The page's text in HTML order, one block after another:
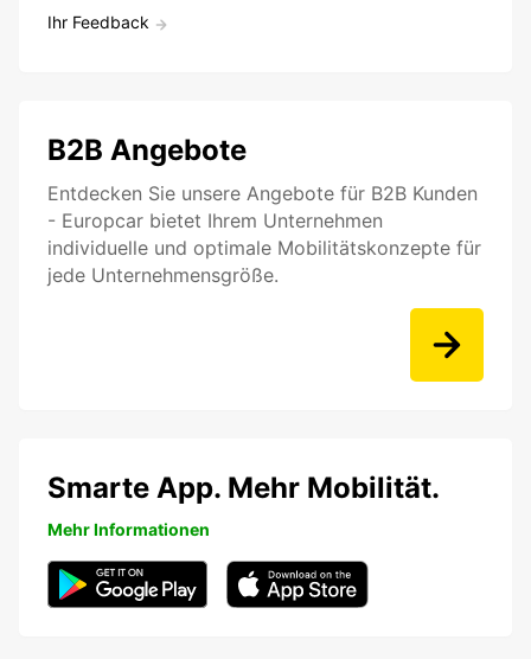
Ihr Feedback
B2B Angebote
Entdecken Sie unsere Angebote für B2B Kunden
- Europcar bietet Ihrem Unternehmen
individuelle und optimale Mobilitätskonzepte für
jede Unternehmensgröße.
Smarte App. Mehr Mobilität.
Mehr Informationen